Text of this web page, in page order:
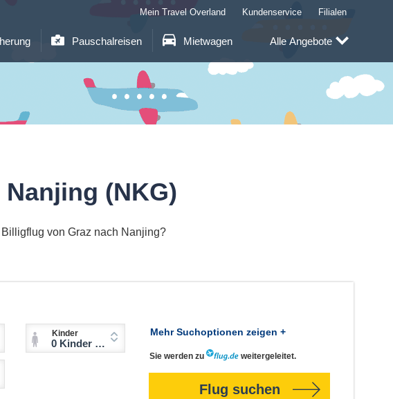
Pauschalreisen Mietwagen
Mein Travel Overland Kundenservice Filialen
Alle Angebote
(NKG)
von Graz nach Nanjing?
Kinder
0 Kinder (2-11 Jahre)
Mehr Suchoptionen zeigen +
Sie werden zu weitergeleitet.
Flug suchen